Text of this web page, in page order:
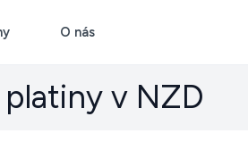
O nás
v NZD